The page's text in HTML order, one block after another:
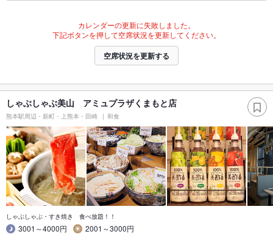
カレンダーの更新に失敗しました。
下記ボタンを押して空席状況を更新してください。
空席状況を更新する
しゃぶしゃぶ美山 アミュプラザくまもと店
熊本駅周辺・新町・上熊本・田崎 和食
しゃぶしゃぶ・すき焼き 食べ放題！！
3001～4000円
2001～3000円